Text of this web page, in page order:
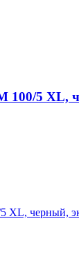
100/5 XL,
XL, черный,